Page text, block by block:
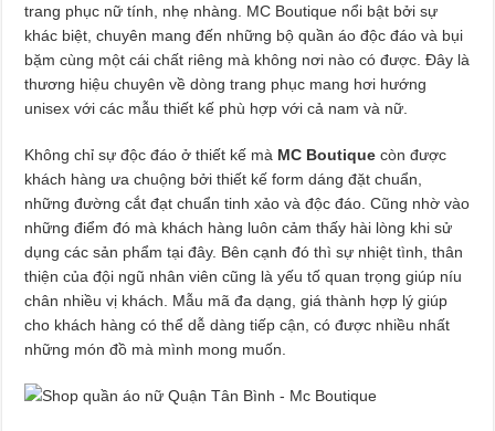
trang phục nữ tính, nhẹ nhàng. MC Boutique nổi bật bởi sự
khác biệt, chuyên mang đến những bộ quần áo độc đáo và bụi
bặm cùng một cái chất riêng mà không nơi nào có được. Đây là
thương hiệu chuyên về dòng trang phục mang hơi hướng
unisex với các mẫu thiết kế phù hợp với cả nam và nữ.
Không chỉ sự độc đáo ở thiết kế mà MC Boutique còn được
khách hàng ưa chuộng bởi thiết kế form dáng đặt chuẩn,
những đường cắt đạt chuẩn tinh xảo và độc đáo. Cũng nhờ vào
những điểm đó mà khách hàng luôn cảm thấy hài lòng khi sử
dụng các sản phẩm tại đây. Bên cạnh đó thì sự nhiệt tình, thân
thiện của đội ngũ nhân viên cũng là yếu tố quan trọng giúp níu
chân nhiều vị khách. Mẫu mã đa dạng, giá thành hợp lý giúp
cho khách hàng có thể dễ dàng tiếp cận, có được nhiều nhất
những món đồ mà mình mong muốn.